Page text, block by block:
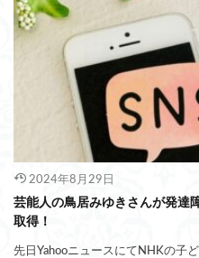
2024年8月29日
芸能人の鳥居みゆきさんが発達
取得！
先日YahooニュースにてNHKの子